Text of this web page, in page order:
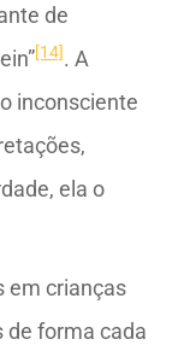
de
[14]. A
inconsciente
ela o
em crianças
forma cada